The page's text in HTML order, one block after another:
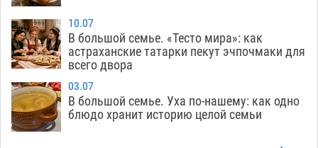
09:00
Лидеры чеченской диаспоры в Астрахани
осудили выходку молодого лихача с улицы
Никольской
18:00
Завтра астраханцы проведут день в режиме
экстремальной температурной нагрузки
10.07
В большой семье. «Тесто мира»: как
астраханские татарки пекут эчпочмаки для
всего двора
03.07
В большой семье. Уха по-нашему: как одно
блюдо хранит историю целой семьи